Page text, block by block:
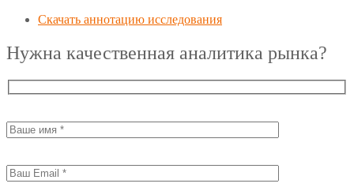
Скачать аннотацию исследования
Нужна качественная аналитика рынка?